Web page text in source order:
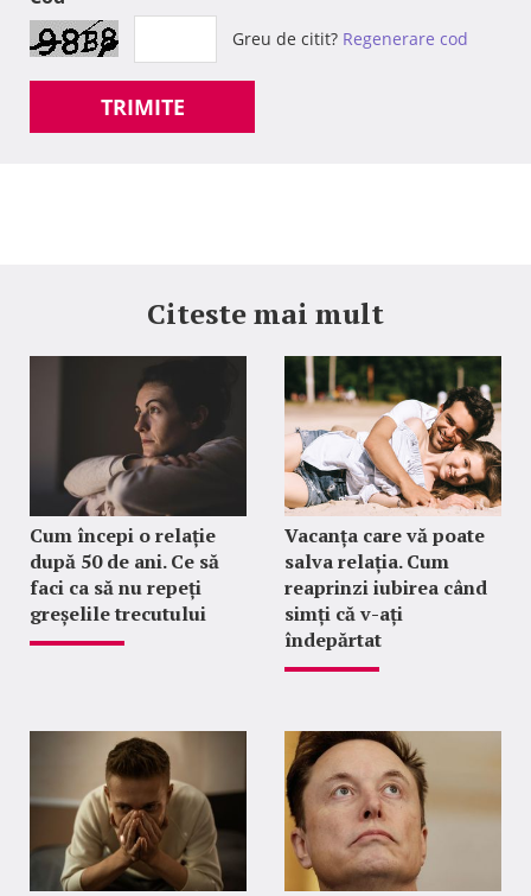
Greu de citit? Regenerare cod
TRIMITE
Citeste mai mult
Cum începi o relație
după 50 de ani. Ce să
faci ca să nu repeți
greșelile trecutului
Vacanța care vă poate
salva relația. Cum
reaprinzi iubirea când
simți că v-ați
îndepărtat